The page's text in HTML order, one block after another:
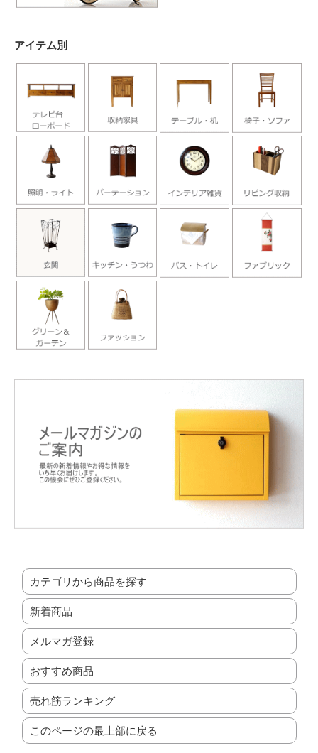
アイテム別
カテゴリから商品を探す
新着商品
メルマガ登録
おすすめ商品
売れ筋ランキング
このページの最上部に戻る